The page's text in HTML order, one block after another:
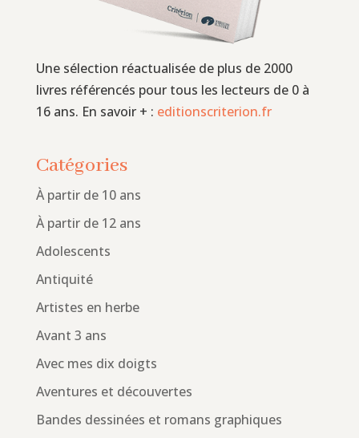
Une sélection réactualisée de plus de 2000
livres référencés pour tous les lecteurs de 0 à
16 ans. En savoir + : editionscriterion.fr
Catégories
À partir de 10 ans
À partir de 12 ans
Adolescents
Antiquité
Artistes en herbe
Avant 3 ans
Avec mes dix doigts
Aventures et découvertes
Bandes dessinées et romans graphiques